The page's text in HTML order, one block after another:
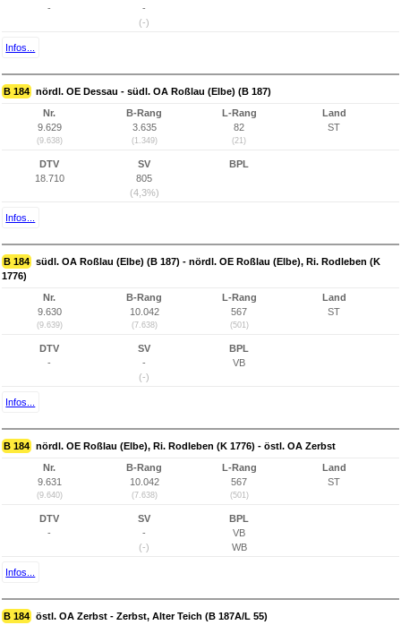
-
-
(-)
Infos...
B 184 nördl. OE Dessau - südl. OA Roßlau (Elbe) (B 187)
Nr.
9.629
(9.638)
B-Rang
3.635
(1.349)
L-Rang
82
(21)
Land
ST
DTV
18.710
SV
805
(4,3%)
BPL
Infos...
B 184 südl. OA Roßlau (Elbe) (B 187) - nördl. OE Roßlau (Elbe), Ri. Rodleben (K
1776)
Nr.
9.630
(9.639)
B-Rang
10.042
(7.638)
L-Rang
567
(501)
Land
ST
DTV
-
SV
-
(-)
BPL
VB
Infos...
B 184 nördl. OE Roßlau (Elbe), Ri. Rodleben (K 1776) - östl. OA Zerbst
Nr.
9.631
(9.640)
B-Rang
10.042
(7.638)
L-Rang
567
(501)
Land
ST
DTV
-
SV
-
(-)
BPL
VB
WB
Infos...
B 184 östl. OA Zerbst - Zerbst, Alter Teich (B 187A/L 55)